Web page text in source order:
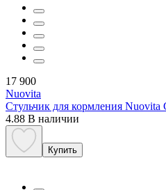
17 900
Nuovita
Стульчик для кормления Nuovita
4.88 В наличии
Купить